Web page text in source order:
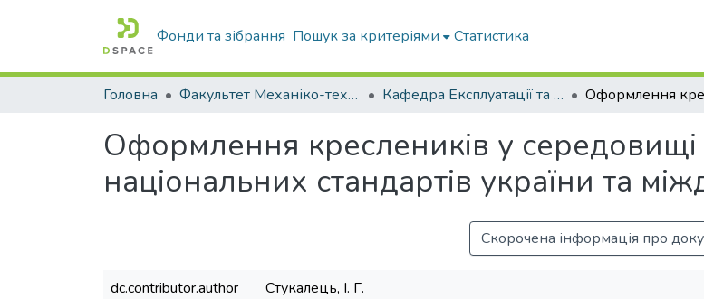
Фонди та зібрання Пошук за критеріями Статистика
Головна Факультет Механіко-технологічний Кафедра Експлуатації та технічного сервісу машин
Оформлення креслеників у
національних стандартів україни та
Скорочена інформація про
dc.contributor.author
Стукалець, І. Г.